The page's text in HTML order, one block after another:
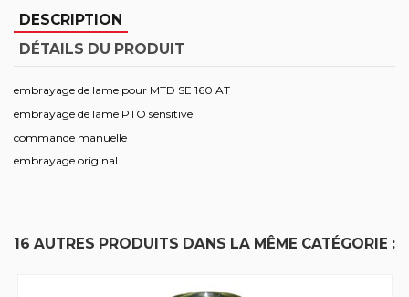
DESCRIPTION
DÉTAILS DU PRODUIT
embrayage de lame pour MTD SE 160 AT
embrayage de lame PTO sensitive
commande manuelle
embrayage original
16 AUTRES PRODUITS DANS LA MÊME CATÉGORIE :